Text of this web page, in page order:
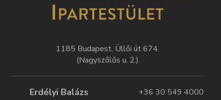
1185 Budapest, Üllői út 674.
(Nagyszőlős u. 2.)
Erdélyi Balázs +36 30 549 4000